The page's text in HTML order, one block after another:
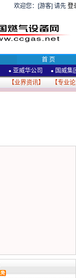
欢迎您：[游客] 请先 登
首 页
● 亚威华公司 ● 国威集
【业界资讯】 【专业